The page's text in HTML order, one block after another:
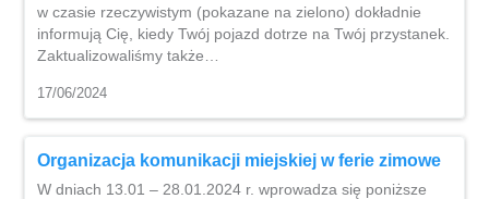
w czasie rzeczywistym (pokazane na zielono) dokładnie
informują Cię, kiedy Twój pojazd dotrze na Twój przystanek.
Zaktualizowaliśmy także…
17/06/2024
Organizacja komunikacji miejskiej w ferie zimowe
W dniach 13.01 – 28.01.2024 r. wprowadza się poniższe